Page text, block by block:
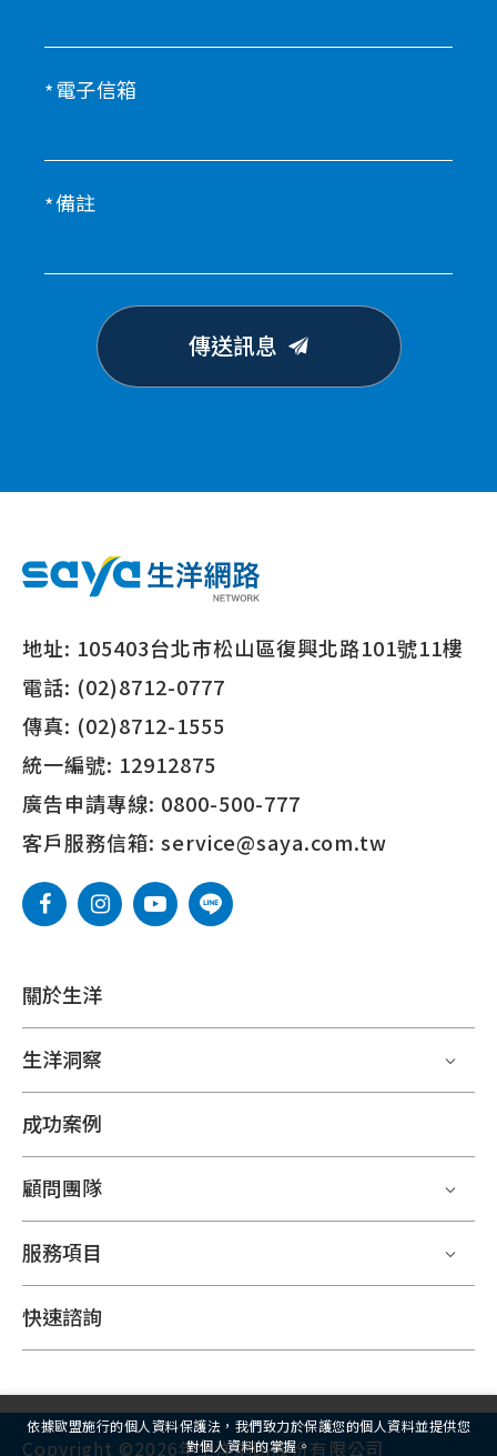
電子信箱
備註
傳送訊息
地址: 105403台北市松山區復興北路101號11樓
電話: (02)8712-0777
傳真: (02)8712-1555
統一編號: 12912875
廣告申請專線: 0800-500-777
客戶服務信箱: service@saya.com.tw
關於生洋
生洋洞察
成功案例
顧問團隊
服務項目
快速諮詢
Copyright ©2026年生洋網路股份有限公司
依據歐盟施行的個人資料保護法，我們致力於保護您的個人資料並提供您
對個人資料的掌握。